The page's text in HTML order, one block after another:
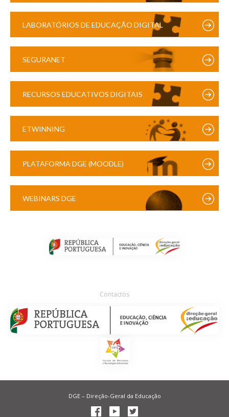
LABORATÓRIOS DE EDUCAÇÃO DIGITAL
SEGURANET
RECURSOS EDUCATIVOS DIGITAIS
ETWINNING
PLATAFORMA DGE (MOODLE)
WEBINARS DGE
Contactos
DGE – Direção-Geral da Educação